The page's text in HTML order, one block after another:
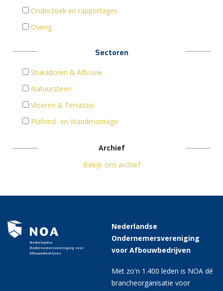
Onderzoek en rapportages
Overig
Sectoren
Stukadoren & Afbouw
Natuursteen
Vloeren & Terrazzo
Plafond- en Wandmontage
Archief
Bekijk ons archief
Nederlandse
Ondernemersvereniging
voor Afbouwbedrijven
Met zo'n 1.400 leden is NOA dé
brancheorganisatie voor